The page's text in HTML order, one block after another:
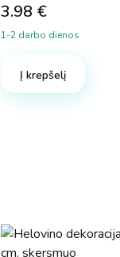
3.98 €
1-2 darbo dienos
Į krepšelį